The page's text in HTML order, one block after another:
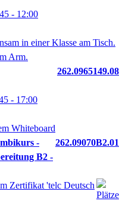
- 12:00
262.0965149.08
- 17:00
-
B2 -
262.09070B2.01
Zertifikat 'telc Deutsch